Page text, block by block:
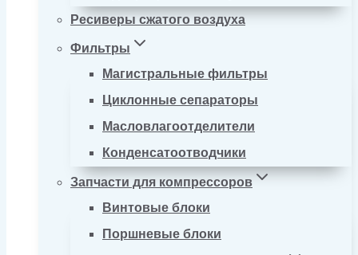
Ресиверы сжатого воздуха
Фильтры
Магистральные фильтры
Циклонные сепараторы
Масловлагоотделители
Конденсатоотводчики
Запчасти для компрессоров
Винтовые блоки
Поршневые блоки